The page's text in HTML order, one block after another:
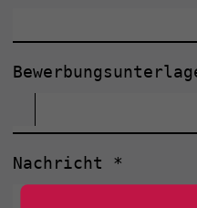
Nachricht *